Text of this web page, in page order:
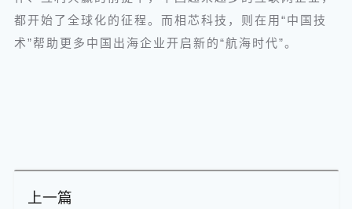
都开始了全球化的征程。而相芯科技，则在用“中国技
术”帮助更多中国出海企业开启新的“航海时代”。
上一篇